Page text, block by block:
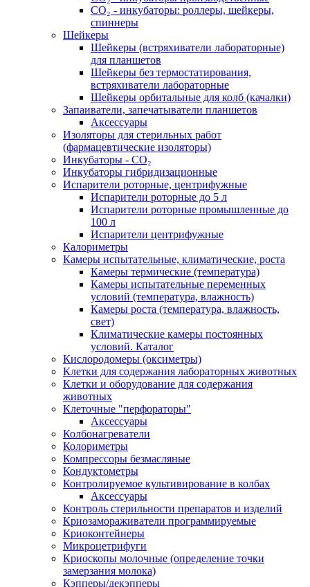
СО₂ - инкубаторы: роллеры, шейкеры,
спиннеры
Шейкеры
Шейкеры (встряхиватели лабораторные)
для планшетов
Шейкеры без термостатирования,
встряхиватели лабораторные
Шейкеры орбитальные для колб (качалки)
Запаиватели, запечатыватели планшетов
Аксессуары
Изоляторы для стерильных работ
(фармацевтические изоляторы)
Инкубаторы - CO₂
Инкубаторы гибридизационные
Испарители роторные, центрифужные
Испарители роторные до 5 л
Испарители роторные промышленные до
100 л
Испарители центрифужные
Калориметры
Камеры испытательные, климатические, роста
Камеры термические (температура)
Камеры испытательные переменных
условий (температура, влажность)
Камеры роста (температура, влажность,
свет)
Климатические камеры постоянных
условий. Каталог
Кислородомеры (оксиметры)
Клетки для содержания лабораторных животных
Клетки и оборудование для содержания
животных
Клеточные "перфораторы"
Аксессуары
Колбонагреватели
Колориметры
Компрессоры безмасляные
Кондуктометры
Контролируемое культивирование в колбах
Аксессуары
Контроль стерильности препаратов и изделий
Криозамораживатели программируемые
Криоконтейнеры
Микроцетрифуги
Криоскопы молочные (определение точки
замерзания молока)
Кэпперы/декэпперы